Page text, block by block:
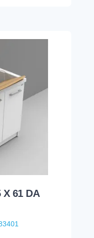
X 61 DA